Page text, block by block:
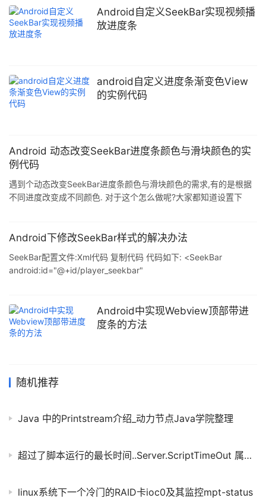
Android自定义SeekBar实现视频播
放进度条
android自定义进度条渐变色View
的实例代码
Android 动态改变SeekBar进度条颜色与滑块颜色的实
例代码
遇到个动态改变SeekBar进度条颜色与滑块颜色的需求,有的是根据
不同进度改变成不同颜色. 对于这个怎么做呢?大家都知道设置下
代码里动态设置setProgressDrawable与setThumb 画图形,大家都
条,progress进度条: <layer-list
Android下修改SeekBar样式的解决办法
SeekBar配置文件:Xml代码 复制代码 代码如下: <SeekBar
android:id="@+id/player_seekbar"
android:progressDrawable="@drawable/see
Android中实现Webview顶部带进
度条的方法
随机推荐
Java 中的Printstream介绍_动力节点Java学院整理
超过了脚本运行的最长时间..Server.ScriptTimeOut 属性指定新值
linux系统下一个冷门的RAID卡ioc0及其监控mpt-status